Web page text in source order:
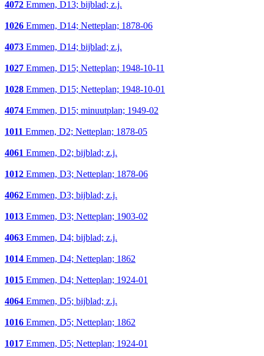
4072 Emmen, D13; bijblad; z.j.
1026 Emmen, D14; Netteplan; 1878-06
4073 Emmen, D14; bijblad; z.j.
1027 Emmen, D15; Netteplan; 1948-10-11
1028 Emmen, D15; Netteplan; 1948-10-01
4074 Emmen, D15; minuutplan; 1949-02
1011 Emmen, D2; Netteplan; 1878-05
4061 Emmen, D2; bijblad; z.j.
1012 Emmen, D3; Netteplan; 1878-06
4062 Emmen, D3; bijblad; z.j.
1013 Emmen, D3; Netteplan; 1903-02
4063 Emmen, D4; bijblad; z.j.
1014 Emmen, D4; Netteplan; 1862
1015 Emmen, D4; Netteplan; 1924-01
4064 Emmen, D5; bijblad; z.j.
1016 Emmen, D5; Netteplan; 1862
1017 Emmen, D5; Netteplan; 1924-01